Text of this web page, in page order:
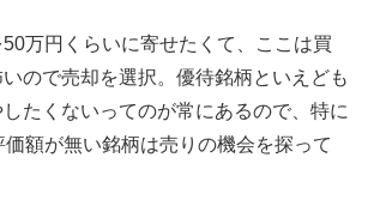
万円くらいに寄せたくて、ここは買
ので売却を選択。優待銘柄といえども
たくないってのが常にあるので、特に
額が無い銘柄は売りの機会を探って